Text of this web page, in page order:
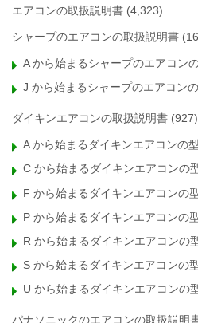
エアコンの取扱説明書 (4,323)
シャープのエアコンの取扱説明書
A から始まるシャープのエアコン
J から始まるシャープのエアコン
ダイキンエアコンの取扱説明書 (927)
A から始まるダイキンエアコンの
C から始まるダイキンエアコンの
F から始まるダイキンエアコンの
P から始まるダイキンエアコンの
R から始まるダイキンエアコンの
S から始まるダイキンエアコンの
U から始まるダイキンエアコンの
パナソニックのエアコンの取扱説明